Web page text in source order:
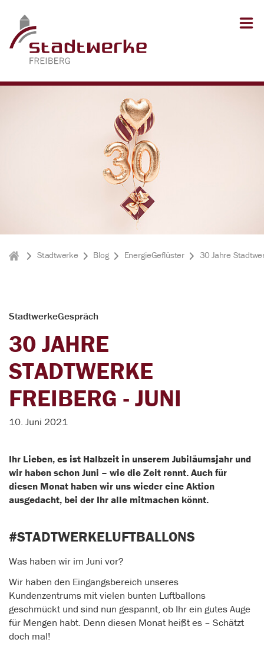
Stadtwerke Freiberg
Stadtwerke Blog EnergieGeflüster 30 Jahre
StadtwerkeGespräch
30 JAHRE
STADTWERKE
FREIBERG - JUNI
10. Juni 2021
Ihr Lieben, es ist Halbzeit in unserem Jubiläumsjahr und
wir haben schon Juni – wie die Zeit rennt. Auch für
diesen Monat haben wir uns wieder eine Aktion
ausgedacht, bei der Ihr alle mitmachen könnt.
#STADTWERKELUFTBALLONS
Was haben wir im Juni vor?
Wir haben den Eingangsbereich unseres
Kundenzentrums mit vielen bunten Luftballons
geschmückt und sind nun gespannt, ob Ihr ein gutes Auge
für Mengen habt. Denn diesen Monat heißt es – Schätzt
doch mal!